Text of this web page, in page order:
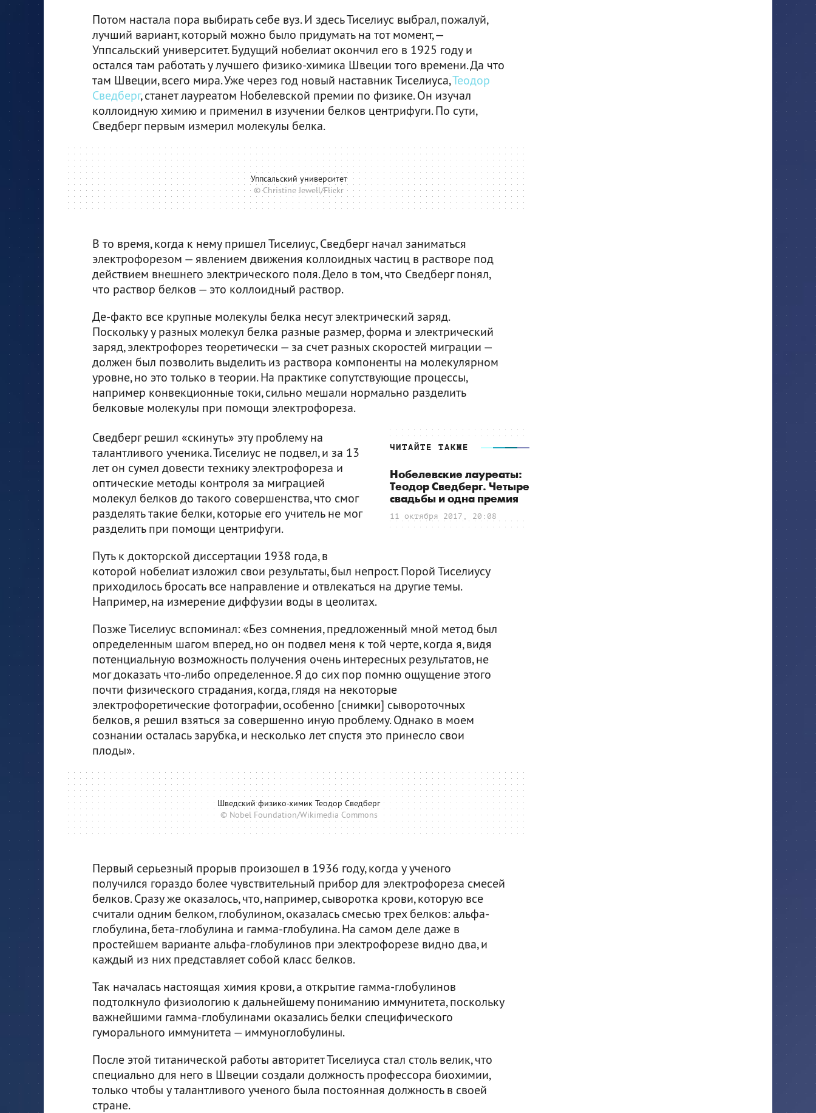
Потом настала пора выбирать себе вуз. И здесь Тиселиус выбрал, пожалуй,
лучший вариант, который можно было придумать на тот момент, —
Уппсальский университет. Будущий нобелиат окончил его в 1925 году и
остался там работать у лучшего физико-химика Швеции того времени. Да что
там Швеции, всего мира. Уже через год новый наставник Тиселиуса,Теодор
Сведберг, станет лауреатом Нобелевской премии по физике. Он изучал
коллоидную химию и применил в изучении белков центрифуги. По сути,
Сведберг первым измерил молекулы белка.
Уппсальский университет
© Christine Jewell/Flickr
В то время, когда к нему пришел Тиселиус, Сведберг начал заниматься
электрофорезом — явлением движения коллоидных частиц в растворе под
действием внешнего электрического поля. Дело в том, что Сведберг понял,
что раствор белков — это коллоидный раствор.
Де-факто все крупные молекулы белка несут электрический заряд.
Поскольку у разных молекул белка разные размер, форма и электрический
заряд, электрофорез теоретически — за счет разных скоростей миграции —
должен был позволить выделить из раствора компоненты на молекулярном
уровне, но это только в теории. На практике сопутствующие процессы,
например конвекционные токи, сильно мешали нормально разделить
белковые молекулы при помощи электрофореза.
ЧИТАЙТЕ ТАКЖЕ
Нобелевские лауреаты:
Теодор Сведберг. Четыре
свадьбы и одна премия
11 октября 2017, 20:08
Сведберг решил «скинуть» эту проблему на
талантливого ученика. Тиселиус не подвел, и за 13
лет он сумел довести технику электрофореза и
оптические методы контроля за миграцией
молекул белков до такого совершенства, что смог
разделять такие белки, которые его учитель не мог
разделить при помощи центрифуги.
Путь к докторской диссертации 1938 года, в
которой нобелиат изложил свои результаты, был непрост. Порой Тиселиусу
приходилось бросать все направление и отвлекаться на другие темы.
Например, на измерение диффузии воды в цеолитах.
Позже Тиселиус вспоминал: «Без сомнения, предложенный мной метод был
определенным шагом вперед, но он подвел меня к той черте, когда я, видя
потенциальную возможность получения очень интересных результатов, не
мог доказать что-либо определенное. Я до сих пор помню ощущение этого
почти физического страдания, когда, глядя на некоторые
электрофоретические фотографии, особенно [снимки] сывороточных
белков, я решил взяться за совершенно иную проблему. Однако в моем
сознании осталась зарубка, и несколько лет спустя это принесло свои
плоды».
Шведский физико-химик Теодор Сведберг
© Nobel Foundation/Wikimedia Commons
Первый серьезный прорыв произошел в 1936 году, когда у ученого
получился гораздо более чувствительный прибор для электрофореза смесей
белков. Сразу же оказалось, что, например, сыворотка крови, которую все
считали одним белком, глобулином, оказалась смесью трех белков: альфа-
глобулина, бета-глобулина и гамма-глобулина. На самом деле даже в
простейшем варианте альфа-глобулинов при электрофорезе видно два, и
каждый из них представляет собой класс белков.
Так началась настоящая химия крови, а открытие гамма-глобулинов
подтолкнуло физиологию к дальнейшему пониманию иммунитета, поскольку
важнейшими гамма-глобулинами оказались белки специфического
гуморального иммунитета — иммуноглобулины.
После этой титанической работы авторитет Тиселиуса стал столь велик, что
специально для него в Швеции создали должность профессора биохимии,
только чтобы у талантливого ученого была постоянная должность в своей
стране.